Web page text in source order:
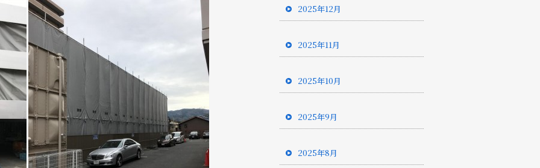
2025年12月
2025年11月
2025年10月
2025年9月
2025年8月